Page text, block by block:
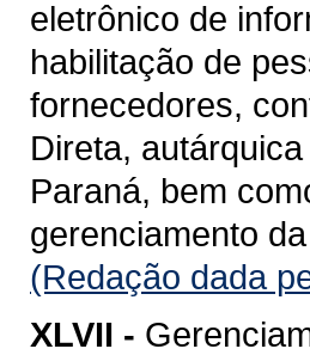
eletrônico de
habilitação de
fornecedores,
Direta,
Paraná, bem
gerenciamento
(Redação dada
XLVII -